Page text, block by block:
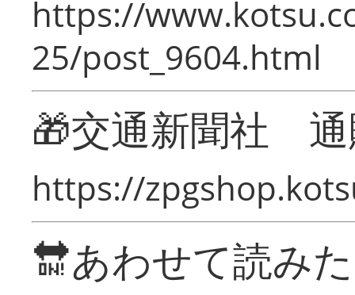
https://
25/post_9604.html
🎁交通新聞社
https://
🔛あわせて読み